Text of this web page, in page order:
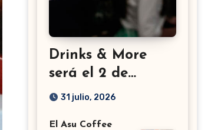
Drinks & More
será el 2 de
setiembre en el
31 julio, 2026
El Asu Coffee